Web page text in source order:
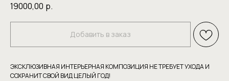
19000,00 р.
Добавить в заказ
ЭКСКЛЮЗИВНАЯ ИНТЕРЬЕРНАЯ КОМПОЗИЦИЯ НЕ ТРЕБУЕТ УХОДА И
СОХРАНИТ СВОЙ ВИД ЦЕЛЫЙ ГОД!